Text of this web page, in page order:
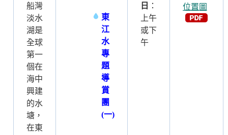
船灣
淡水
湖是
全球
第一
個在
海中
興建
的水
塘，
在東
東
江
水
專
題
導
賞
團
(一)
日
：
上午
或下
午
位置圖